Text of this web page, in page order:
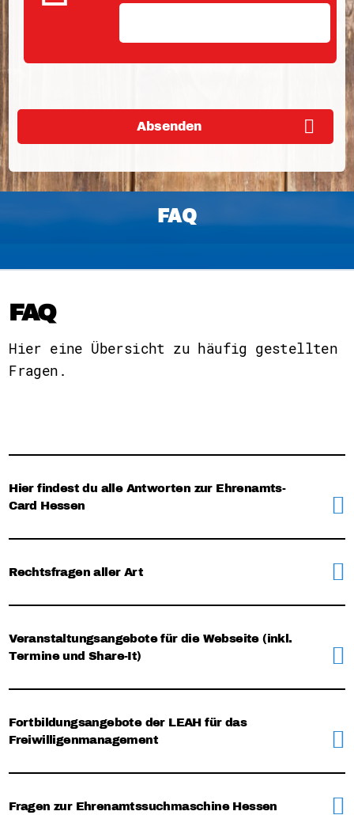
Absenden
FAQ
FAQ
Hier eine Übersicht zu häufig gestellten
Fragen.
Hier findest du alle Antworten zur Ehrenamts-
Card Hessen
Rechtsfragen aller Art
Veranstaltungsangebote für die Webseite (inkl.
Termine und Share-It)
Fortbildungsangebote der LEAH für das
Freiwilligenmanagement
Fragen zur Ehrenamtssuchmaschine Hessen